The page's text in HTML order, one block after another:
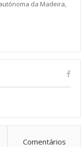
da Madeira,
Comentários